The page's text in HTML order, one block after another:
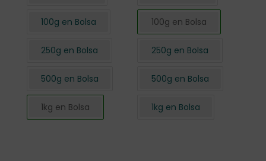
100g en Bolsa
250g en Bolsa
500g en Bolsa
1kg en Bolsa
100g en Bolsa
250g en Bolsa
500g en Bolsa
1kg en Bolsa